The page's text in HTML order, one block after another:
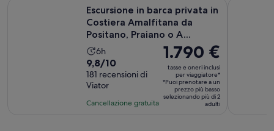
710
recensioni
Escursione in barca privata in
Costiera Amalfitana da
Positano, Praiano o A...
L’attività
dura
6
ore
6h
Valutazione
di
9.8
su
9,8/10
181 recensioni di
Viator
Cancellazione gratuita
Il
prezzo
1.790 €
per
1.790 €
tasse e oneri inclusi
per viaggiatore*
*Puoi prenotare a un
prezzo più basso
selezionando più di 2
adulti